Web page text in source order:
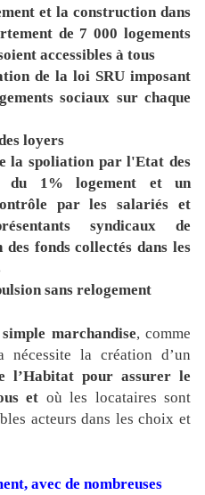
et la construction dans
de 7 000 logements
accessibles à tous
de la loi SRU imposant
sociaux sur chaque
loyers
la spoliation par l'Etat des
du 1% logement et un
par les salariés et
syndicaux de
fonds collectés dans les
sans relogement
marchandise, comme
nécessite la création d’un
l’Habitat pour assurer le
et où les locataires sont
acteurs dans les choix et
avec de nombreuses